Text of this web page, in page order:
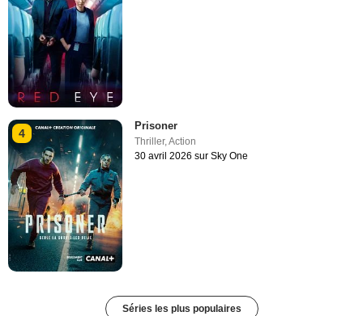
4
Prisoner
Thriller,Action
30 avril 2026 sur Sky One
Séries les plus populaires